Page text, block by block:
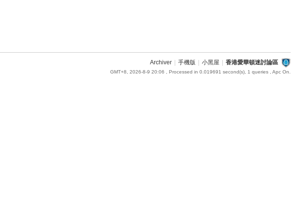
Archiver 手機版 小黑屋 香港愛華頓迷討論區
GMT+8, 2026-8-9 20:06 , Processed in 0.019691 second(s), 1 queries , Apc On.